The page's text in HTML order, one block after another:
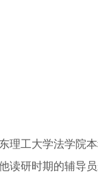
工大学法学院
读研时期的辅导